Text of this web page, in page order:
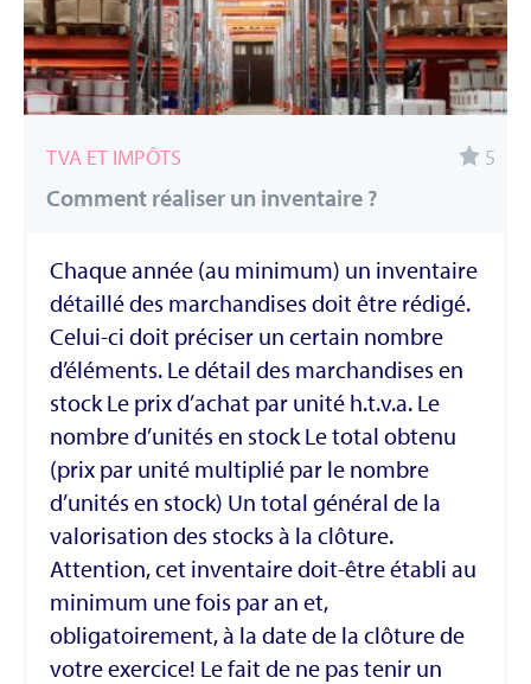
TVA ET IMPÔTS 5
Comment réaliser un inventaire ?
Chaque année (au minimum) un inventaire
détaillé des marchandises doit être rédigé.
Celui-ci doit préciser un certain nombre
d’éléments. Le détail des marchandises en
stock Le prix d’achat par unité h.t.v.a. Le
nombre d’unités en stock Le total obtenu
(prix par unité multiplié par le nombre
d’unités en stock) Un total général de la
valorisation des stocks à la clôture.
Attention, cet inventaire doit-être établi au
minimum une fois par an et,
obligatoirement, à la date de la clôture de
votre exercice! Le fait de ne pas tenir un